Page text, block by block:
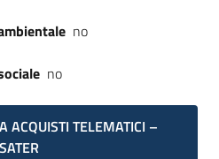
no
no
ACQUISTI TELEMATICI –
SATER